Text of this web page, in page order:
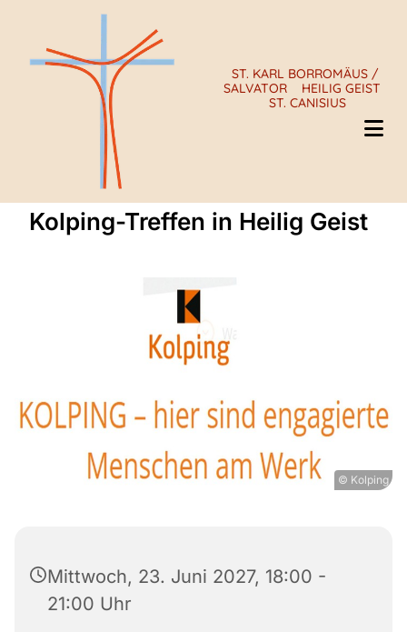
ST. KARL BORROMÄUS /
SALVATOR
HEILIG GEIST
ST. CANISIUS
Kolping-Treffen in Heilig Geist
© Kolping
Mittwoch, 23. Juni 2027, 18:00 -
21:00 Uhr